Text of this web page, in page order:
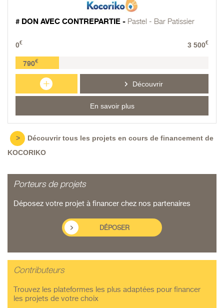
# DON AVEC CONTREPARTIE - Pastel - Bar Patissier
0€ 3 500€
790€
+ Découvrir
En savoir plus
>
Découvrir tous les projets en cours de financement de
KOCORIKO
Porteurs de projets
Déposez votre projet à financer chez nos partenaires
DÉPOSER
Contributeurs
Trouvez les plateformes les plus adaptées pour financer
les projets de votre choix